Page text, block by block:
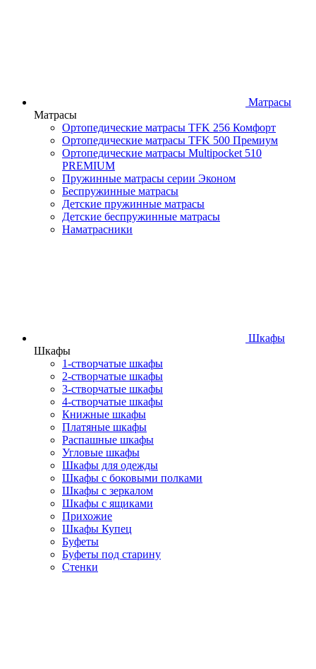
Матрасы
Матрасы
Ортопедические матрасы TFK 256 Комфорт
Ортопедические матрасы TFK 500 Премиум
Ортопедические матрасы Multipocket 510
PREMIUM
Пружинные матрасы серии Эконом
Беспружинные матрасы
Детские пружинные матрасы
Детские беспружинные матрасы
Наматрасники
Шкафы
Шкафы
1-створчатые шкафы
2-створчатые шкафы
3-створчатые шкафы
4-створчатые шкафы
Книжные шкафы
Платяные шкафы
Распашные шкафы
Угловые шкафы
Шкафы для одежды
Шкафы с боковыми полками
Шкафы с зеркалом
Шкафы с ящиками
Прихожие
Шкафы Купец
Буфеты
Буфеты под старину
Стенки